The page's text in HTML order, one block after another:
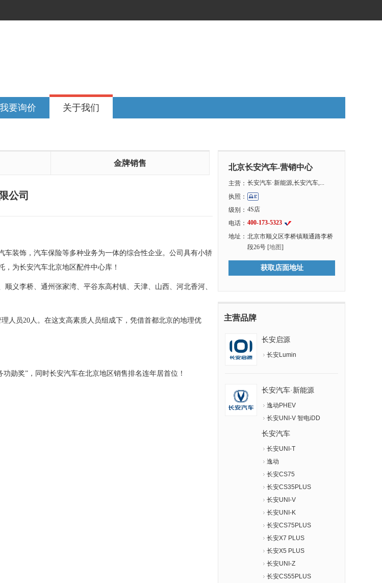
我要询价 关于我们
金牌销售
公司
装饰，汽车保险等多种业务为一体的综合性企业。公司具有小轿
为长安汽车北京地区配件中心库！
义李桥、通州张家湾、平谷东高村镇、天津、山西、河北香河、
人员20人。在这支高素质人员组成下，凭借首都北京的地理优
勋奖”，同时长安汽车在北京地区销售排名连年居首位！
北京长安汽车-营销中心
主营： 长安汽车·新能源,长安汽车,...
执照：
级别： 4S店
电话： 400-173-5323
地址： 北京市顺义区李桥镇顺通路李桥
段26号 [地图]
获取店面地址
主营品牌
长安启源
长安Lumin
长安汽车·新能源
逸动PHEV
长安UNI-V 智电iDD
长安汽车
长安UNI-T
逸动
长安CS75
长安CS35PLUS
长安UNI-V
长安UNI-K
长安CS75PLUS
长安X7 PLUS
长安X5 PLUS
长安UNI-Z
长安CS55PLUS